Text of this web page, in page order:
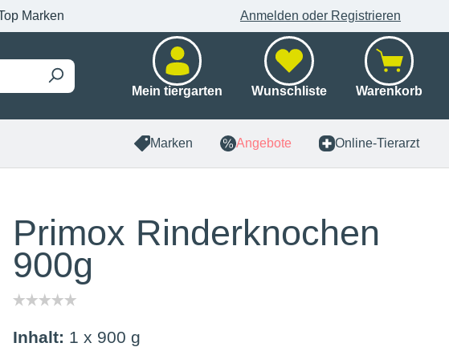
Marken Anmelden oder Registrieren
Mein tiergarten Wunschliste Warenkorb
Marken Angebote Online-Tierarzt
Primox Rinderknochen
900g
Inhalt: 1 x 900 g